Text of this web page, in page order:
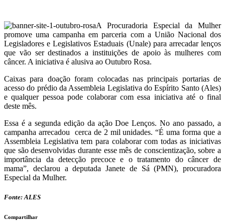
A Procuradoria Especial da Mulher
promove uma campanha em parceria com a União Nacional dos
Legisladores e Legislativos Estaduais (Unale) para arrecadar lenços
que vão ser destinados a instituições de apoio às mulheres com
câncer. A iniciativa é alusiva ao Outubro Rosa.
Caixas para doação foram colocadas nas principais portarias de
acesso do prédio da Assembleia Legislativa do Espírito Santo (Ales)
e qualquer pessoa pode colaborar com essa iniciativa até o final
deste mês.
Essa é a segunda edição da ação Doe Lenços. No ano passado, a
campanha arrecadou cerca de 2 mil unidades. “É uma forma que a
Assembleia Legislativa tem para colaborar com todas as iniciativas
que são desenvolvidas durante esse mês de conscientização, sobre a
importância da detecção precoce e o tratamento do câncer de
mama”, declarou a deputada Janete de Sá (PMN), procuradora
Especial da Mulher.
Fonte: ALES
Compartilhar